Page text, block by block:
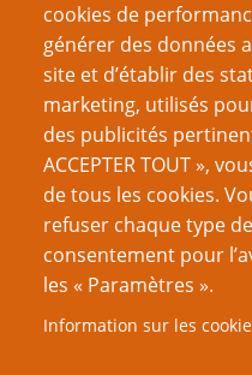
cookies de
générer des données
site et d’établir des
marketing, utilisés
des publicités
ACCEPTER TOUT »,
de tous les cookies.
refuser chaque type
consentement pour
les « Paramètres ».
Information sur les
Nom d'utilisateur
Mot de passe